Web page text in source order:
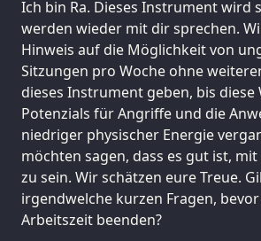
Ich bin Ra. Dieses Instrument wird
werden wieder mit dir sprechen.
Hinweis auf die Möglichkeit von
Sitzungen pro Woche ohne
dieses Instrument geben, bis diese
Potenzials für Angriffe und die
niedriger physischer Energie
möchten sagen, dass es gut ist,
zu sein. Wir schätzen eure Treue.
irgendwelche kurzen Fragen,
Arbeitszeit beenden?